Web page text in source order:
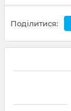
Поділитися: